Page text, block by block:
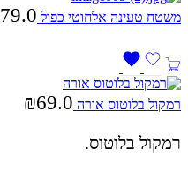
משטח טעינה אלחוטי כפול 79.0
רמקול בלוטוס אורה ₪69.0
רמקול בלוטוס.